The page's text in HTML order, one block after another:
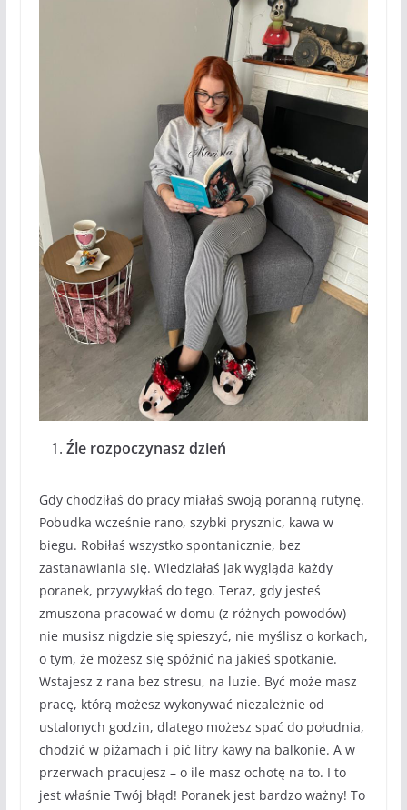
Źle rozpoczynasz dzień
Gdy chodziłaś do pracy miałaś swoją poranną rutynę.
Pobudka wcześnie rano, szybki prysznic, kawa w
biegu. Robiłaś wszystko spontanicznie, bez
zastanawiania się. Wiedziałaś jak wygląda każdy
poranek, przywykłaś do tego. Teraz, gdy jesteś
zmuszona pracować w domu (z różnych powodów)
nie musisz nigdzie się spieszyć, nie myślisz o korkach,
o tym, że możesz się spóźnić na jakieś spotkanie.
Wstajesz z rana bez stresu, na luzie. Być może masz
pracę, którą możesz wykonywać niezależnie od
ustalonych godzin, dlatego możesz spać do południa,
chodzić w piżamach i pić litry kawy na balkonie. A w
przerwach pracujesz – o ile masz ochotę na to. I to
jest właśnie Twój błąd! Poranek jest bardzo ważny! To